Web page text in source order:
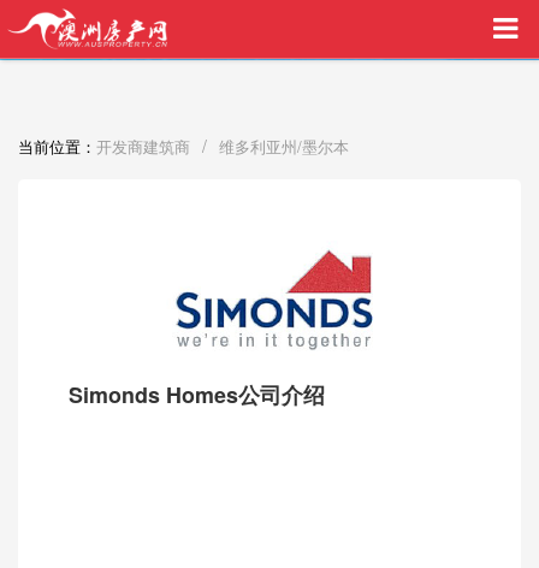
买家中介VIP服务，助您安心购房
当前位置： 开发商建筑商 / 维多利亚州/墨尔本
Simonds Homes公司介绍